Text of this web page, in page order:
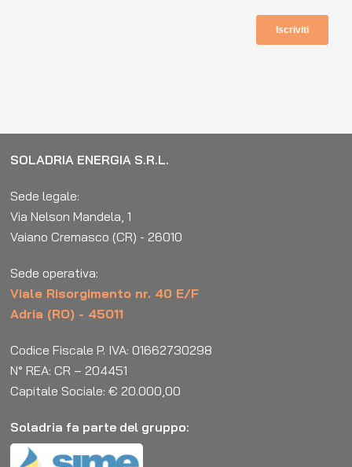
SOLADRIA ENERGIA S.R.L.
Sede legale:
Via Nelson Mandela, 1
Vaiano Cremasco (CR) - 26010
Sede operativa:
Viale Risorgimento nr. 40 E/F
Adria (RO) - 45011
Codice Fiscale P. IVA: 01662730298
N° REA: CR – 204451
Capitale Sociale: € 20.000,00
Soladria fa parte del gruppo: